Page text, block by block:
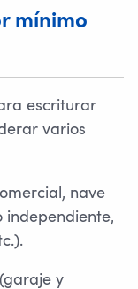
mínimo
escriturar
varios
nave
independiente,
y